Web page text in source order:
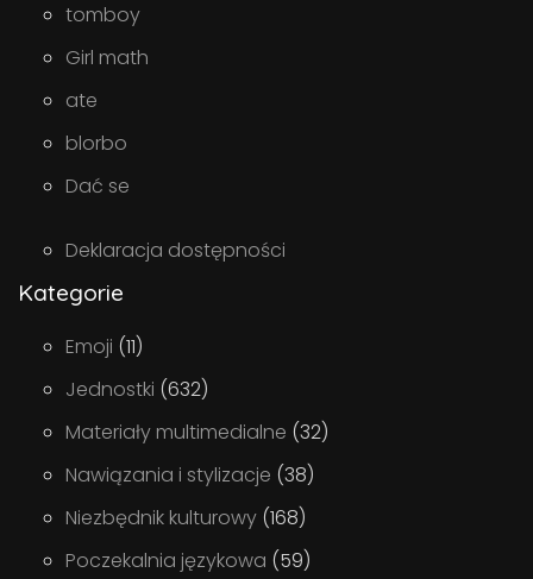
tomboy
Girl math
ate
blorbo
Dać se
Deklaracja dostępności
Kategorie
Emoji (11)
Jednostki (632)
Materiały multimedialne (32)
Nawiązania i stylizacje (38)
Niezbędnik kulturowy (168)
Poczekalnia językowa (59)